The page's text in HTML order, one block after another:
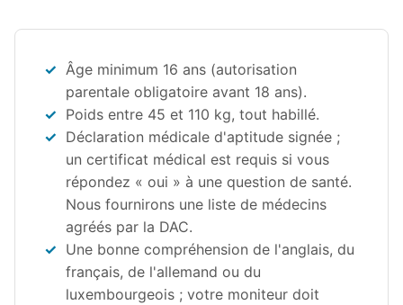
Âge minimum 16 ans (autorisation
parentale obligatoire avant 18 ans).
Poids entre 45 et 110 kg, tout habillé.
Déclaration médicale d'aptitude signée ;
un certificat médical est requis si vous
répondez « oui » à une question de santé.
Nous fournirons une liste de médecins
agréés par la DAC.
Une bonne compréhension de l'anglais, du
français, de l'allemand ou du
luxembourgeois ; votre moniteur doit